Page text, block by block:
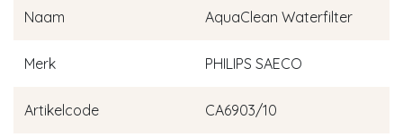
Naam AquaClean Waterfilter
Merk PHILIPS SAECO
Artikelcode CA6903/10